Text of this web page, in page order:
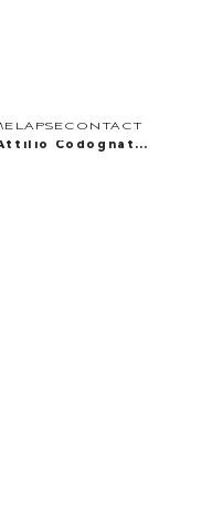
CONTACT
Codognato.